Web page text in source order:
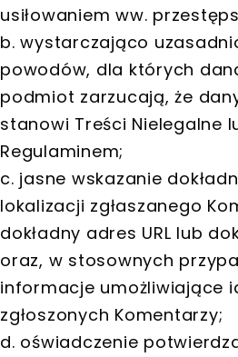
usiłowaniem ww.
b. wystarczająco
powodów, dla których
podmiot zarzucają, że
stanowi Treści Nielegalne
Regulaminem;
c. jasne wskazanie
lokalizacji zgłaszanego
dokładny adres URL lub
oraz, w stosownych
informacje umożliwiające
zgłoszonych Komentarzy;
d. oświadczenie